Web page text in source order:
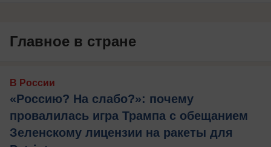
Главное в стране
В России
«Россию? На слабо?»: почему
провалилась игра Трампа с обещанием
Зеленскому лицензии на ракеты для